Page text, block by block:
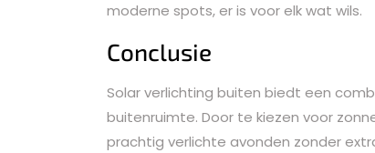
moderne spots, er is voor elk wat wils.
Conclusie
Solar verlichting buiten biedt een
buitenruimte. Door te kiezen voor
prachtig verlichte avonden zonder